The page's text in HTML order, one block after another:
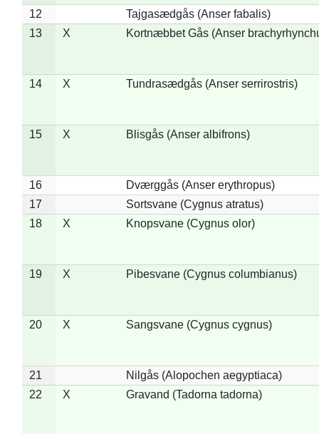
12
Tajgasædgås (Anser fabalis)
13
X Kortnæbbet Gås (Anser
14 X Tundrasædgås (Anser serrirostris)
15 X Blisgås (Anser albifrons)
16
Dværggås (Anser erythropus)
17
Sortsvane (Cygnus atratus)
18
X Knopsvane (Cygnus olor)
19 X Pibesvane (Cygnus columbianus)
20 X Sangsvane (Cygnus cygnus)
21
Nilgås (Alopochen aegyptiaca)
22
X Gravand (Tadorna tadorna)